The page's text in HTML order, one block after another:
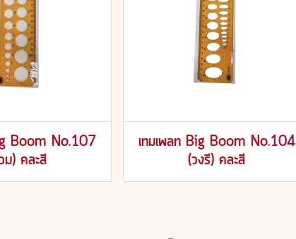
Boom No.107
ม) คละสี
เทมเพลท Big Boom No.104
(วงรี) คละสี